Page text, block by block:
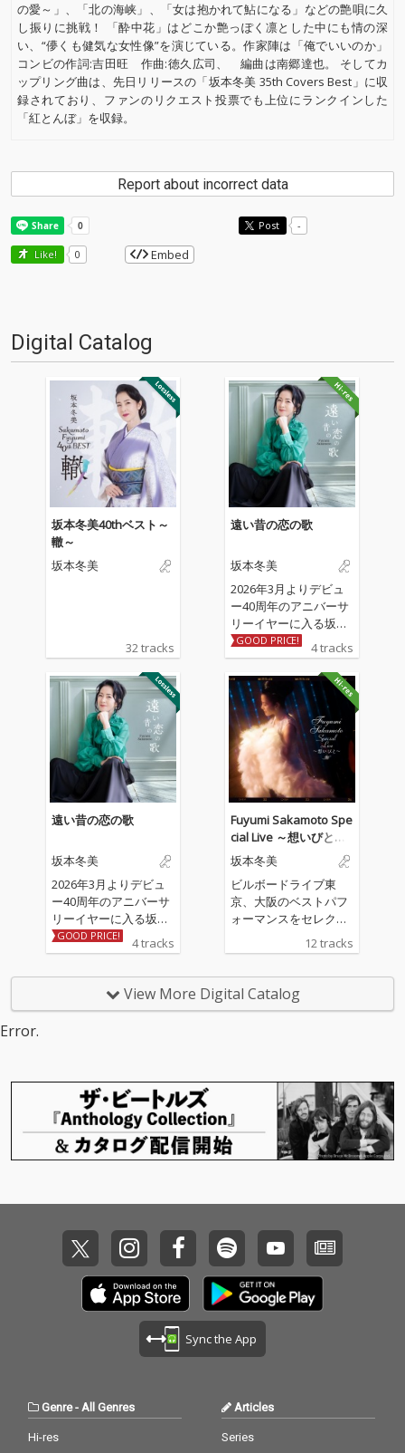
の愛～」、「北の海峡」、「女は抱かれて鮎になる」などの艶唄に久
し振りに挑戦！ 「酔中花」はどこか艶っぽく凛とした中にも情の深
い、“儚くも健気な女性像”を演じている。作家陣は「俺でいいのか」
コンビの作詞:吉田旺 作曲:徳久広司、 編曲は南郷達也。 そしてカ
ップリング曲は、先日リリースの「坂本冬美 35th Covers Best」に収
録されており、ファンのリクエスト投票でも上位にランクインした
「紅とんぼ」を収録。
Report about incorrect data
Post -
Like! 0 Embed
Digital Catalog
坂本冬美40thベスト～
轍～
坂本冬美
32 tracks
遠い昔の恋の歌
坂本冬美
2026年3月よりデビュ
ー40周年のアニバーサ
リーイヤーに入る坂本
冬美の記念シングル 収
録される表題曲「遠い
昔の恋の歌」、カップ
リング曲「しあわせ十
色」は坂本冬美と同じ
歳のアーティスト川村
結花の作詞＆作曲によ
る書き下ろし作品。ア
レンジは「夜桜お七」
「また君に恋してる」
の若草恵が担当。
GOOD PRICE! 4 tracks
遠い昔の恋の歌
坂本冬美
2026年3月よりデビュ
ー40周年のアニバーサ
リーイヤーに入る坂本
冬美の記念シングル 収
録される表題曲「遠い
リング曲「しあわせ十
色」は坂本冬美と同じ
「また君に恋してる」
の若草恵が担当。
GOOD PRICE! 4 tracks
Fuyumi Sakamoto Spe
cial Live ～想いびと～
(Live)
坂本冬美
ビルボードライブ東
京、大阪のベストパフ
ォーマンスをセレクト
12 tracks
View More Digital Catalog
Error.
Sync the App
Genre- All Genres
Hi-res
Articles
Series